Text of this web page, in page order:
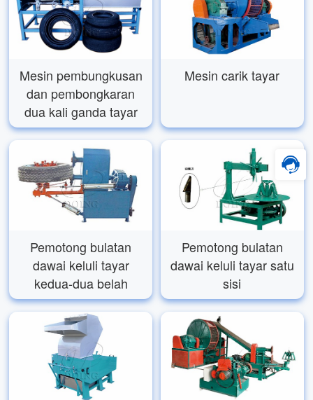
Mesin pembungkusan
dan pembongkaran
dua kali ganda tayar
Mesin carik tayar
Pemotong bulatan
dawai keluli tayar
kedua-dua belah
Pemotong bulatan
dawai keluli tayar satu
sisi